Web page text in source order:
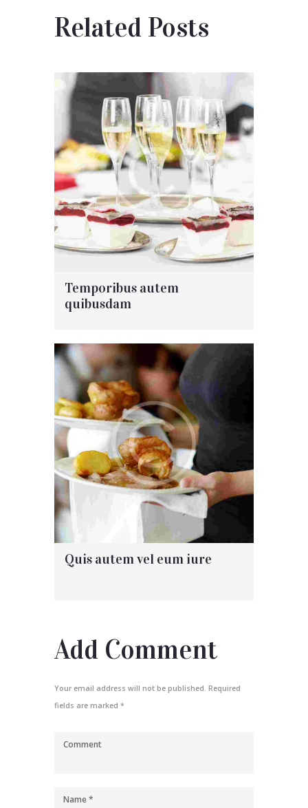
Related Posts
Temporibus autem
quibusdam
Quis autem vel eum iure
Add Comment
Your email address will not be published. Required
fields are marked *